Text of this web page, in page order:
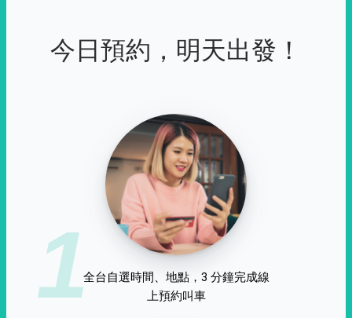
今日預約，明天出發！
1全台自選時間、地點，3 分鐘完成線
上預約叫車